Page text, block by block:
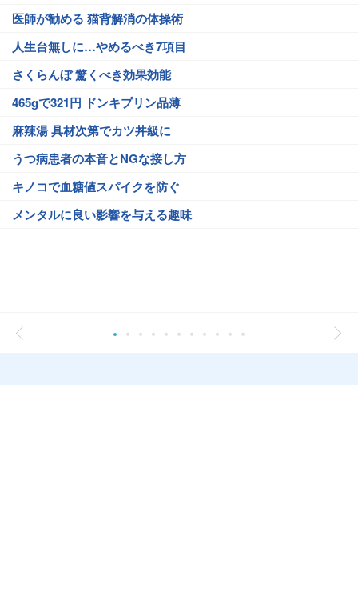
医師が勧める 猫背解消の体操術
人生台無しに…やめるべき7項目
さくらんぼ 驚くべき効果効能
465gで321円 ドンキプリン品薄
麻辣湯 具材次第でカツ丼級に
うつ病患者の本音とNGな接し方
キノコで血糖値スパイクを防ぐ
メンタルに良い影響を与える趣味